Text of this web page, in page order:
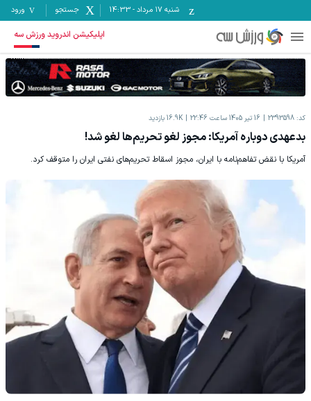
شنبه ۱۷ مرداد -
14:33 جستجو ورود
اپلیکیشن اندروید ورزش سه
کد: 2393598 16 تیر 1405 ساعت 22:46 16.9K بازدید
بدعهدی دوباره آمریکا: مجوز لغو تحریم‌ها لغو شد!
آمریکا با نقض تفاهم‌نامه با ایران، مجوز اسقاط تحریم‌های نفتی ایران را متوقف کرد‌.